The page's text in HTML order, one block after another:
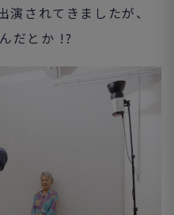
されてきましたが、
だとか !?